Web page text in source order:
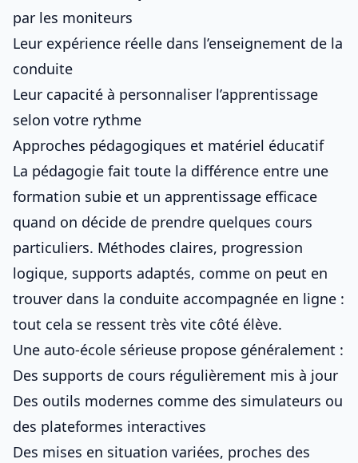
par les moniteurs
Leur expérience réelle dans l’enseignement de la
conduite
Leur capacité à personnaliser l’apprentissage
selon votre rythme
Approches pédagogiques et matériel éducatif
La pédagogie fait toute la différence entre une
formation subie et un apprentissage efficace
quand on décide de prendre quelques cours
particuliers. Méthodes claires, progression
logique, supports adaptés, comme on peut en
trouver dans la conduite accompagnée en ligne :
tout cela se ressent très vite côté élève.
Une auto-école sérieuse propose généralement :
Des supports de cours régulièrement mis à jour
Des outils modernes comme des simulateurs ou
des plateformes interactives
Des mises en situation variées, proches des